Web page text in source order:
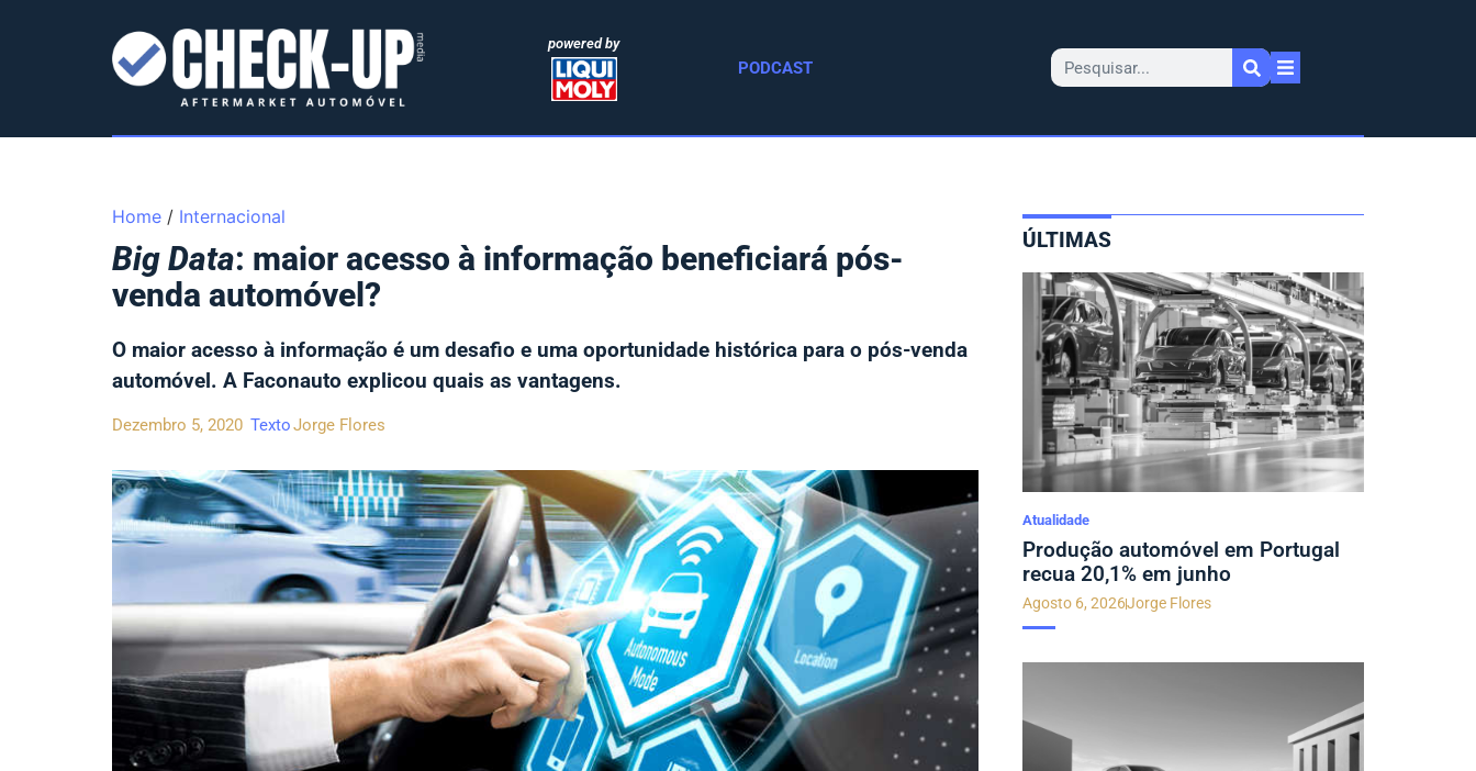
powered by
PODCAST
Home / Internacional
Big Data: maior acesso à informação beneficiará pós-
venda automóvel?
O maior acesso à informação é um desafio e uma oportunidade histórica para o pós-venda
automóvel. A Faconauto explicou quais as vantagens.
Dezembro 5, 2020 TextoJorge Flores
ÚLTIMAS
Atualidade
Produção automóvel em Portugal
recua 20,1% em junho
Agosto 6, 2026Jorge Flores